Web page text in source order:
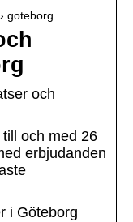
goteborg
och
och med 26
erbjudanden
i Göteborg